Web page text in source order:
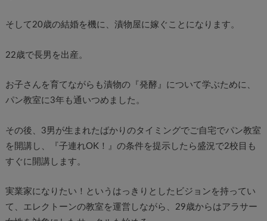
そして20歳の結婚を機に、漬物屋に嫁ぐことになります。
22歳で長男を出産。
お子さんを育てながらも漬物の『発酵』について学ぶために、
パン教室に3年も通いつめました。
その後、3男が生まれたばかりのタイミングでご自宅でパン教室
を開講し、『子連れOK！』の条件を提示したら盛況で2校目も
すぐに開講します。
実業家になりたい！というはっきりとしたビジョンを持ってい
て、エレクトーンの教室を運営しながら、29歳からはアラサー